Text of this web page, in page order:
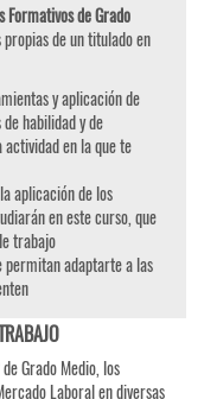
Formativos de Grado
de un titulado en
y aplicación de
habilidad y de
en la que te
aplicación de los
en este curso, que
trabajo
permitan adaptarte a las
Grado Medio, los
Laboral en diversas